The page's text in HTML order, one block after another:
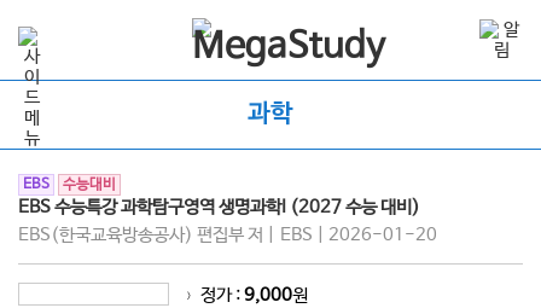
과학
EBS 수능대비
EBS 수능특강 과학탐구영역 생명과학I (2027 수능 대비)
EBS(한국교육방송공사) 편집부 저 | EBS | 2026-01-20
> 정가 :9,000원